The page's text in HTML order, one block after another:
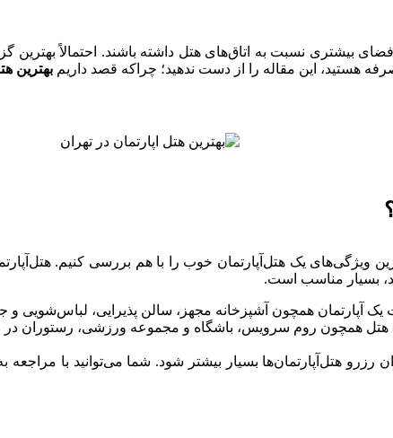
بیشتری نسبت به اتاق‌های هتل داشته باشند. احتمالاً بهترین
هستید، این مقاله را از دست ندهید؛ چراکه قصد داریم بهترین
ویژگی‌های یک هتل‌آپارتمان خوب را با هم بررسی کنیم.
بسیار مناسب است.
آپارتمان همچون آشپزخانه مجهز، سالن پذیرایی، لباس‌شویی و
هتل‌آپارتمان‌ها بسیار بیشتر شود. شما می‌توانید با مراجعه